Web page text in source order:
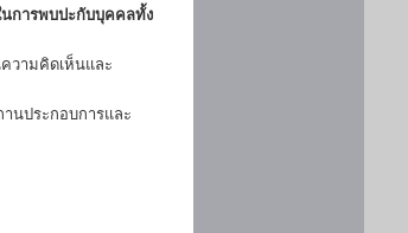
นการพบปะกับบุคคลทั้ง
วามคิดเห็นและ
นประกอบการและ